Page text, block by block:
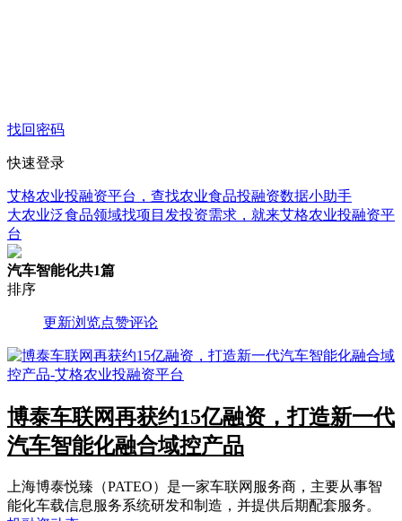
找回密码
快速登录
艾格农业投融资平台，查找农业食品投融资数据小助手
大农业泛食品领域找项目发投资需求，就来艾格农业投融资平
台
汽车智能化共1篇
排序
更新浏览点赞评论
博泰车联网再获约15亿融资，打造新一代
汽车智能化融合域控产品
上海博泰悦臻（PATEO）是一家车联网服务商，主要从事智
能化车载信息服务系统研发和制造，并提供后期配套服务。